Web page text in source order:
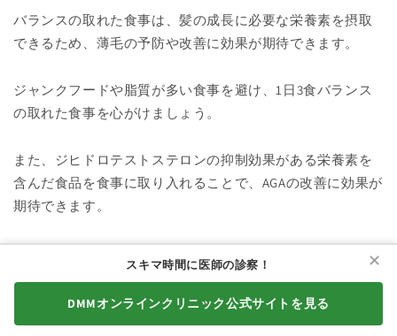
バランスの取れた食事は、髪の成長に必要な栄養素を摂取
できるため、薄毛の予防や改善に効果が期待できます。
ジャンクフードや脂質が多い食事を避け、1日3食バランス
の取れた食事を心がけましょう。
また、ジヒドロテストステロンの抑制効果がある栄養素を
含んだ食品を食事に取り入れることで、AGAの改善に効果が
期待できます。
d-リモネン
✕
スキマ時間に医師の診察！
DMMオンラインクリニック公式サイトを見る